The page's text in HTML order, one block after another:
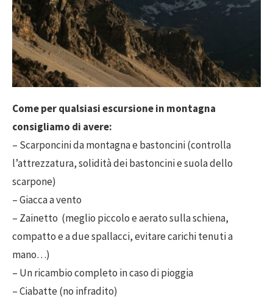
Come per qualsiasi escursione in montagna
consigliamo di avere:
– Scarponcini da montagna e bastoncini (controlla
l’attrezzatura, solidità dei bastoncini e suola dello
scarpone)
– Giacca a vento
– Zainetto (meglio piccolo e aerato sulla schiena,
compatto e a due spallacci, evitare carichi tenuti a
mano…)
– Un ricambio completo in caso di pioggia
– Ciabatte (no infradito)